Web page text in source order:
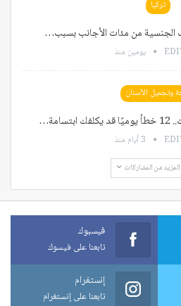
تركيا
الجنسية من مئات الأجانب بسبب…
يومين منذ
وتجميل الأسنان
3 أيام منذ
من المشاركات
فيسبوك
تابعنا على فيسوك
إنستغرام
تابعنا على إنستغرام